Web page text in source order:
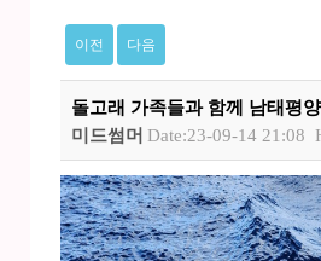
이전 다음
돌고래 가족들과 함께 남태평
미드썸머 Date:23-09-14 21:08